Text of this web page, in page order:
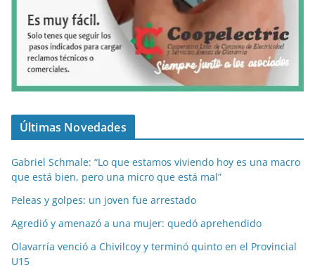
Últimas Novedades
Gabriel Schmale: “Lo que estamos viviendo hoy es una macro
que está bien, pero una micro que está mal”
Peleas y golpes: un joven fue arrestado
Agredió y amenazó a una mujer: quedó aprehendido
Olavarría venció a Chivilcoy y terminó quinto en el Provincial
U15